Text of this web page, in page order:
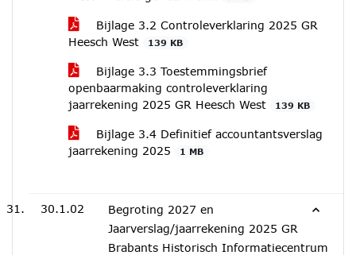
Bijlage 3.2 Controleverklaring 2025 GR
Heesch West
139 KB
Bijlage 3.3 Toestemmingsbrief
openbaarmaking controleverklaring
jaarrekening 2025 GR Heesch West
139 KB
Bijlage 3.4 Definitief accountantsverslag
jaarrekening 2025
1 MB
30.1.02
Begroting 2027 en
Jaarverslag/jaarrekening 2025 GR
Brabants Historisch Informatiecentrum